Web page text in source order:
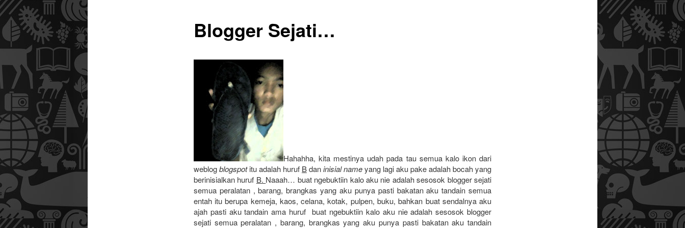
Blogger Sejati…
Hahahha, kita mestinya udah pada tau semua kalo ikon dari
weblogblogspotitu adalah huruf Bdaninisial nameyang lagi aku pake adalah bocah yang
berinisialkan huruf B. Naaah… buat ngebuktiin kalo aku nie adalah sesosok blogger sejati
semua peralatan , barang, brangkas yang aku punya pasti bakatan aku tandain semua
entah itu berupa kemeja, kaos, celana, kotak, pulpen, buku, bahkan buat sendalnya aku
ajah pasti aku tandain ama huruf buat ngebuktiin kalo aku nie adalah sesosok blogger
sejati semua peralatan , barang, brangkas yang aku punya pasti bakatan aku tandain